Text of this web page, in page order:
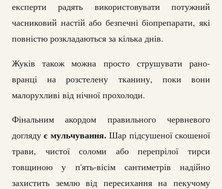
експерти радять використовувати потужний
часниковий настій або безпечні біопрепарати, які
повністю розкладаються за кілька днів.
Жуків також можна просто струшувати рано-
вранці на розстелену тканину, поки вони
малорухливі від нічної прохолоди.
Фінальним акордом правильного червневого
догляду є мульчування.Шар підсушеної скошеної
трави, чистої соломи або перепрілої тирси
товщиною у п'ять-вісім сантиметрів надійно
захистить землю від пересихання на пекучому